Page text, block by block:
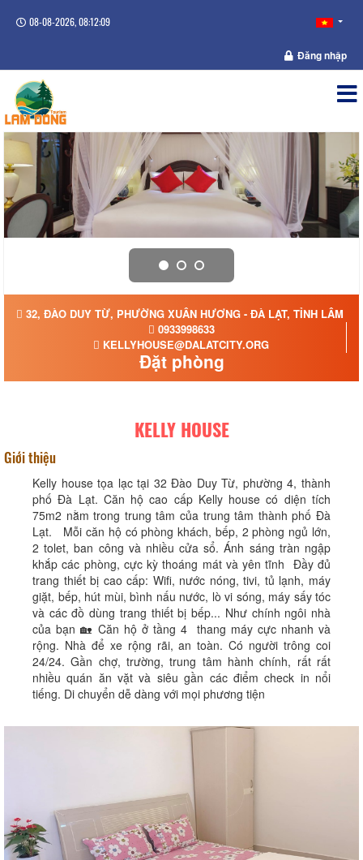
08-08-2026, 08:12:10
Đăng nhập
32, ĐÀO DUY TỪ, PHƯỜNG XUÂN HƯƠNG - ĐÀ LẠT, TỈNH LÂM
0933998633
KELLYHOUSE@DALATCITY.ORG
Đặt phòng
KELLY HOUSE
Giới thiệu
Kelly house tọa lạc tại 32 Đào Duy Từ, phường 4, thành
phố Đà Lạt. Căn hộ cao cấp Kelly house có diện tích
75m2 nằm trong trung tâm của trung tâm thành phố Đà
Lạt. Mỗi căn hộ có phòng khách, bếp, 2 phòng ngủ lớn,
2 tolet, ban công và nhiều cửa sổ. Ánh sáng tràn ngập
khắp các phòng, cực kỳ thoáng mát và yên tĩnh Đầy đủ
trang thiết bị cao cấp: Wifi, nước nóng, tivi, tủ lạnh, máy
giặt, bếp, hút mùi, bình nấu nước, lò vi sóng, máy sấy tóc
và các đồ dùng trang thiết bị bếp... Như chính ngôi nhà
của bạn 🏡 Căn hộ ở tầng 4 thang máy cực nhanh và
rộng. Nhà để xe rộng rãi, an toàn. Có người trông coi
24/24. Gần chợ, trường, trung tâm hành chính, rất rất
nhiều quán ăn vặt và siêu gần các điểm check in nổi
tiếng. Di chuyển dễ dàng với mọi phương tiện